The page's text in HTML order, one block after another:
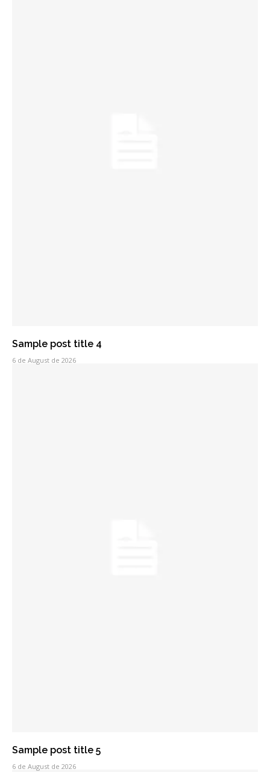
Sample post title 4
6 de August de 2026
Sample post title 5
6 de August de 2026